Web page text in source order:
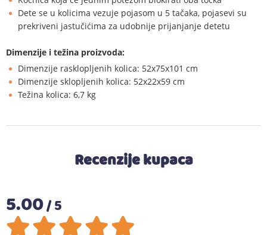
Dete se u kolicima vezuje pojasom u 5 tačaka, pojasevi su
prekriveni jastučićima za udobnije prijanjanje detetu
Dimenzije i težina proizvoda:
Dimenzije rasklopljenih kolica: 52x75x101 cm
Dimenzije sklopljenih kolica: 52x22x59 cm
Težina kolica: 6,7 kg
Recenzije kupaca
5.00/ 5